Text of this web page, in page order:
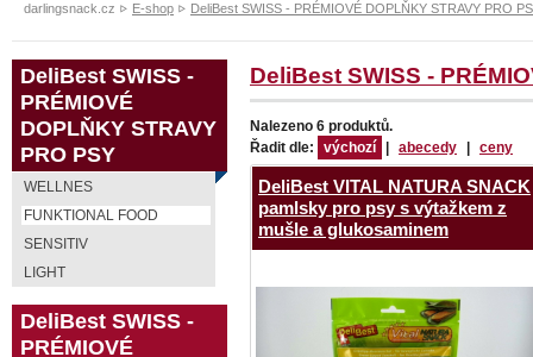
DeliBest SWISS -
Nalezeno 6 produktů.
Řadit dle:
výchozí abecedy ceny
DeliBest VITAL NATURA SNACK
pamlsky pro psy s výtažkem z
mušle a glukosaminem
DeliBest SWISS -
PRÉMIOVÉ
DOPLŇKY STRAVY
PRO PSY
WELLNES
FUNKTIONAL FOOD
SENSITIV
LIGHT
DeliBest SWISS -
PRÉMIOVÉ
darlingsnack.cz E-shop DeliBest SWISS - PRÉMIOVÉ DOPLŇKY STRAVY PRO